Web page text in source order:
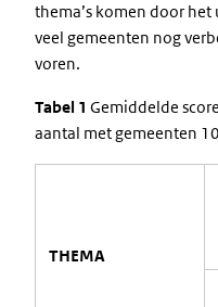
thema’s komen door
veel gemeenten nog
voren.
Tabel 1 Gemiddelde
aantal met gemeenten
THEMA